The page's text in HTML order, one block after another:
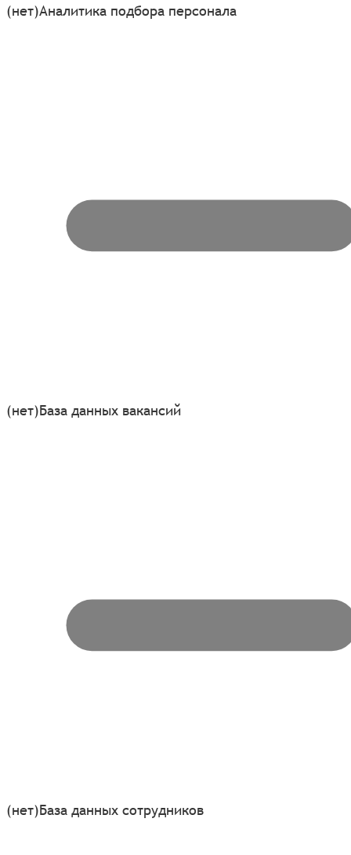
(нет)Аналитика подбора персонала
(нет)База данных вакансий
(нет)База данных сотрудников